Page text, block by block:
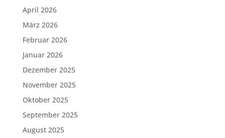
April 2026
März 2026
Februar 2026
Januar 2026
Dezember 2025
November 2025
Oktober 2025
September 2025
August 2025